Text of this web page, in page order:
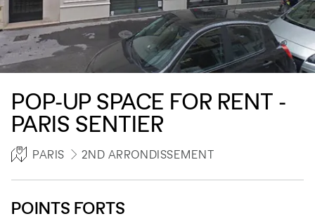
POP-UP SPACE FOR RENT -
PARIS SENTIER
PARIS 2ND ARRONDISSEMENT
POINTS FORTS